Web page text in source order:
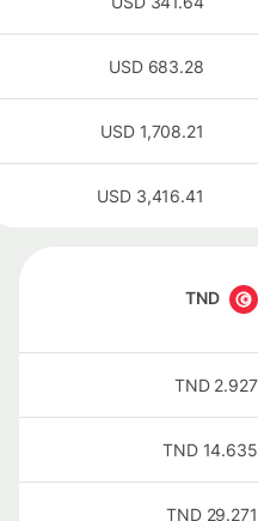
683.28
USD
1,708.21
USD
3,416.41
USD
TND
TND
TND
TND